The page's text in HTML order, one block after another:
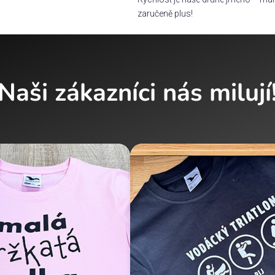
zaručeně plus!
zákazníci nás